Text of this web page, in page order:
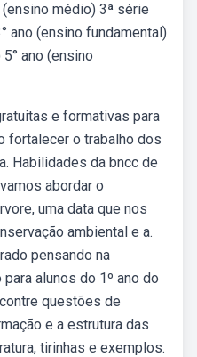
médio) 3ª série
ano (ensino fundamental)
ano (ensino
e formativas para
fortalecer o trabalho dos
Habilidades da bncc de
abordar o
uma data que nos
ambiental e a.
pensando na
alunos do 1º ano do
questões de
e a estrutura das
tirinhas e exemplos.